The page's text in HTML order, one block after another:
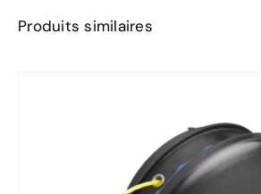
Produits similaires